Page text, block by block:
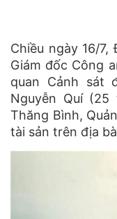
Chiều ngày 16/
Giám đốc Công
quan Cảnh sát
Nguyễn Quí
Thăng Bình,
tài sản trên địa